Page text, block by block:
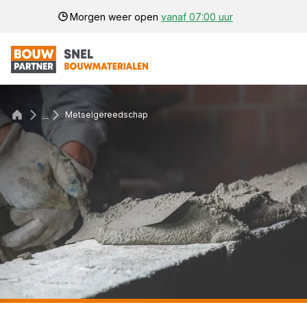
Morgen weer open vanaf 07:00 uur
... Metselgereedschap